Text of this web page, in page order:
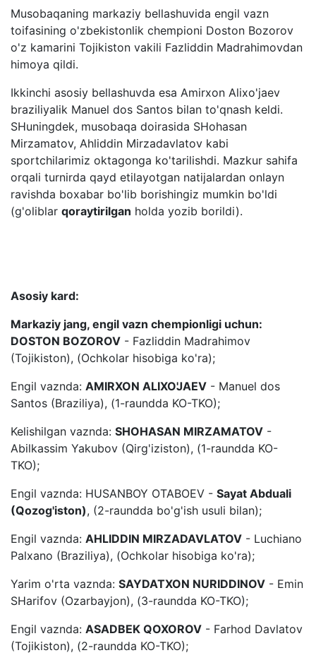
Musobaqaning markaziy bellashuvida engil vazn
toifasining o'zbekistonlik chempioni Doston Bozorov
o'z kamarini Tojikiston vakili Fazliddin Madrahimovdan
himoya qildi.
Ikkinchi asosiy bellashuvda esa Amirxon Alixo'jaev
braziliyalik Manuel dos Santos bilan to'qnash keldi.
SHuningdek, musobaqa doirasida SHohasan
Mirzamatov, Ahliddin Mirzadavlatov kabi
sportchilarimiz oktagonga ko'tarilishdi. Mazkur sahifa
orqali turnirda qayd etilayotgan natijalardan onlayn
ravishda boxabar bo'lib borishingiz mumkin bo'ldi
(g'oliblar qoraytirilgan holda yozib borildi).
Asosiy kard:
Markaziy jang, engil vazn chempionligi uchun:
DOSTON BOZOROV - Fazliddin Madrahimov
(Tojikiston), (Ochkolar hisobiga ko'ra);
Engil vaznda: AMIRXON ALIXO'JAEV - Manuel dos
Santos (Braziliya), (1-raundda KO-TKO);
Kelishilgan vaznda: SHOHASAN MIRZAMATOV -
Abilkassim Yakubov (Qirg'iziston), (1-raundda KO-
TKO);
Engil vaznda: HUSANBOY OTABOEV - Sayat Abduali
(Qozog'iston), (2-raundda bo'g'ish usuli bilan);
Engil vaznda: AHLIDDIN MIRZADAVLATOV - Luchiano
Palxano (Braziliya), (Ochkolar hisobiga ko'ra);
Yarim o'rta vaznda: SAYDATXON NURIDDINOV - Emin
SHarifov (Ozarbayjon), (3-raundda KO-TKO);
Engil vaznda: ASADBEK QOXOROV - Farhod Davlatov
(Tojikiston), (2-raundda KO-TKO);